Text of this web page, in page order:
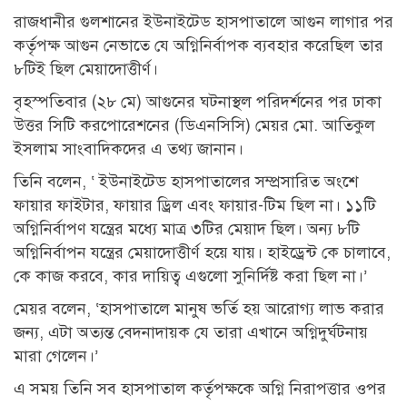
রাজধানীর গুলশানের ইউনাইটেড হাসপাতালে আগুন লাগার পর
কর্তৃপক্ষ আগুন নেভাতে যে অগ্নিনির্বাপক ব্যবহার করেছিল তার
৮টিই ছিল মেয়াদোত্তীর্ণ।
বৃহস্পতিবার (২৮ মে) আগুনের ঘটনাস্থল পরিদর্শনের পর ঢাকা
উত্তর সিটি করপোরেশনের (ডিএনসিসি) মেয়র মো. আতিকুল
ইসলাম সাংবাদিকদের এ তথ্য জানান।
তিনি বলেন, ‘ ইউনাইটেড হাসপাতালের সম্প্রসারিত অংশে
ফায়ার ফাইটার, ফায়ার ড্রিল এবং ফায়ার-টিম ছিল না। ১১টি
অগ্নিনির্বাপণ যন্ত্রের মধ্যে মাত্র ৩টির মেয়াদ ছিল। অন্য ৮টি
অগ্নিনির্বাপন যন্ত্রের মেয়াদোত্তীর্ণ হয়ে যায়। হাইড্রেন্ট কে চালাবে,
কে কাজ করবে, কার দায়িত্ব এগুলো সুনির্দিষ্ট করা ছিল না।’
মেয়র বলেন, ‘হাসপাতালে মানুষ ভর্তি হয় আরোগ্য লাভ করার
জন্য, এটা অত্যন্ত বেদনাদায়ক যে তারা এখানে অগ্নিদুর্ঘটনায়
মারা গেলেন।’
এ সময় তিনি সব হাসপাতাল কর্তৃপক্ষকে অগ্নি নিরাপত্তার ওপর